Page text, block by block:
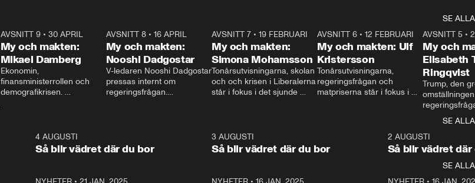
SE ALLA
AVSNITT 9• 30 APRIL
My och makten:
Mikael Damberg
Ekonomin,
finansministerrollen och
demografikrisen.
och Makten.
AVSNITT 8• 16 APRIL
My och makten:
Nooshi Dadgostar
V-ledaren Nooshi Dadgostar
pressas internt om
regeringsfrågan.
– Vi ställer upp i val. Ska vi
vara med så sitter vi förstås
24:30
AVSNITT 7• 19 FEBRUARI
My och makten:
Simona Mohamsson
Tonårsutvisningarna, skolan
och och krisen i Liberalerna
står i fokus i det sjunde
kommentator My
Rohwedder ställer
utbildnings- och
Mohamsson till svars.
27:30
AVSNITT 6 •12 FEBRUARI
My och makten: Ulf
Kristersson
Tonårsutvisningarna,
regeringsfrågan och
matpriserna står i fokus i
Rohwedder ställer
statsminister Ulf Kristersson
AVSNITT 5 •
My och
Elisabeth
Ringqvist
Trump, den
centrum i
avsnittet av
Makten”. Se
Aftonbladets
Rohwedder
SE ALLA
1:064 AUGUSTI
Så blir vädret där du bor
3 AUGUSTI
Så blir vädret där du bor
2 AUGUSTI
Så blir vädret där
SE ALLA